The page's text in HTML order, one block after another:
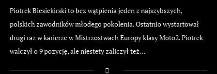
Piotrek Biesiekirski to bez wątpienia jeden z najszybszych,
polskich zawodników młodego pokolenia. Ostatnio wystartował
drugi raz w karierze w Mistrzostwach Europy klasy Moto2. Piotrek
walczył o 9 pozycję, ale niestety zaliczył też…